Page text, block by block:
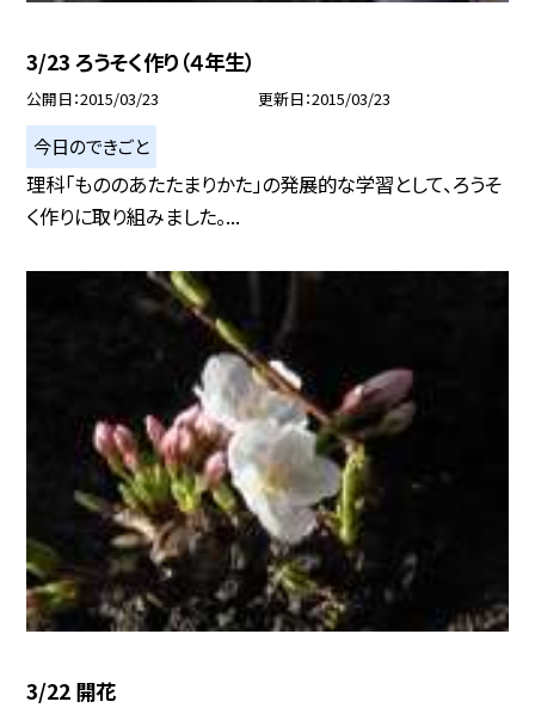
3/23 ろうそく作り（４年生）
公開日 2015/03/23 更新日 2015/03/23
今日のできごと
理科「もののあたたまりかた」の発展的な学習として、ろうそ
く作りに取り組みました。...
3/22 開花